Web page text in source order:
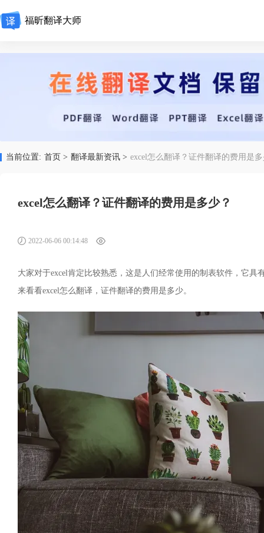
福昕翻译大师
当前位置: 首页 > 翻译最新资讯 > excel怎么翻译？证件翻译的费用是
excel怎么翻译？证件翻译的费用是多少？
2022-06-06 00:14:48
大家对于excel肯定比较熟悉，这是人们经常使用的制表软件，它
来看看excel怎么翻译，证件翻译的费用是多少。